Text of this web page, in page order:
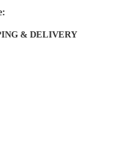
& DELIVERY